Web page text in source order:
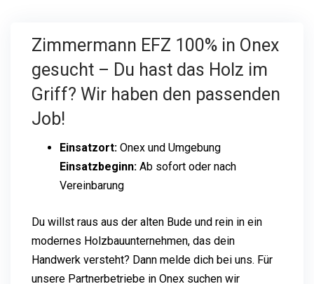
Zimmermann EFZ 100% in Onex
gesucht – Du hast das Holz im
Griff? Wir haben den passenden
Job!
Einsatzort: Onex und Umgebung
Einsatzbeginn: Ab sofort oder nach
Vereinbarung
Du willst raus aus der alten Bude und rein in ein
modernes Holzbauunternehmen, das dein
Handwerk versteht? Dann melde dich bei uns. Für
unsere Partnerbetriebe in Onex suchen wir